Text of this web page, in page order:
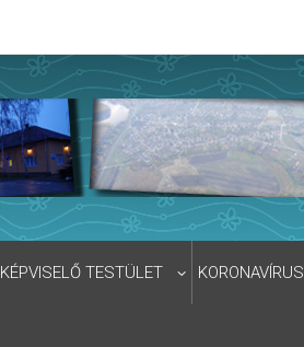
KÉPVISELŐ TESTÜLET KORONAVÍRUS